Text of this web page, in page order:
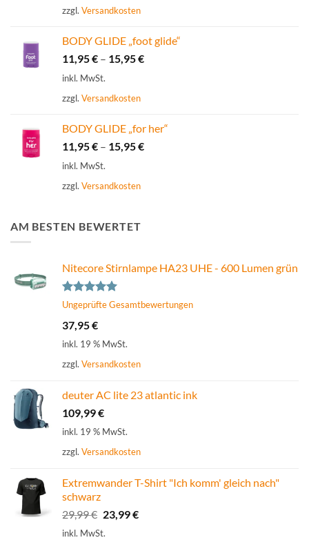
zzgl. Versandkosten
BODY GLIDE „foot glide“
11,95€ – 15,95€
inkl. MwSt.
zzgl. Versandkosten
BODY GLIDE „for her“
11,95€ – 15,95€
inkl. MwSt.
zzgl. Versandkosten
AM BESTEN BEWERTET
Nitecore Stirnlampe HA23 UHE - 600 Lumen grün
Bewertet
von 5
Ungeprüfte Gesamtbewertungen
37,95€
inkl. 19 % MwSt.
zzgl. Versandkosten
deuter AC lite 23 atlantic ink
109,99€
inkl. 19 % MwSt.
zzgl. Versandkosten
Extremwander T-Shirt "Ich komm' gleich nach"
schwarz
29,99€ Ursprünglicher
Preis
23,99€Aktueller
inkl. MwSt.